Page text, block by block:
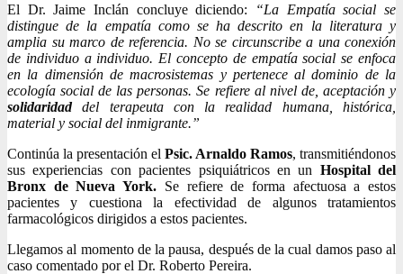
El Dr. Jaime Inclán concluye diciendo:
“La Empatía social se
distingue de la empatía como se ha descrito en la literatura y
amplia su marco de referencia. No se circunscribe a una conexión
de individuo a individuo. El concepto de empatía social se enfoca
en la dimensión de macrosistemas y pertenece al dominio de la
ecología social de las personas. Se refiere al nivel de, aceptación y
solidaridaddel terapeuta con la realidad humana, histórica,
material y social del inmigrante.”
Continúa la presentación el Psic. Arnaldo Ramos, transmitiéndonos
sus experiencias con pacientes psiquiátricos en un Hospital del
Bronx de Nueva York. Se refiere de forma afectuosa a estos
pacientes y cuestiona la efectividad de algunos tratamientos
farmacológicos dirigidos a estos pacientes.
Llegamos al momento de la pausa, después de la cual damos paso al
caso comentado por el Dr. Roberto Pereira.